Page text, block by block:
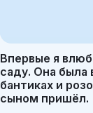
Впервые я
саду. Она
бантиках и
сыном пришёл.